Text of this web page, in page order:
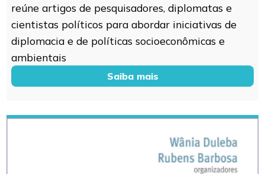
reúne artigos de pesquisadores, diplomatas e
cientistas políticos para abordar iniciativas de
diplomacia e de políticas socioeconômicas e
ambientais
Saiba mais